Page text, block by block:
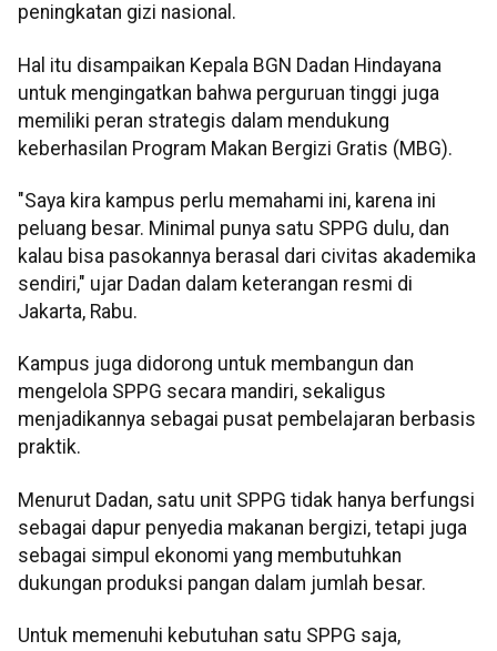
peningkatan gizi nasional.
Hal itu disampaikan Kepala BGN Dadan Hindayana
untuk mengingatkan bahwa perguruan tinggi juga
memiliki peran strategis dalam mendukung
keberhasilan Program Makan Bergizi Gratis (MBG).
"Saya kira kampus perlu memahami ini, karena ini
peluang besar. Minimal punya satu SPPG dulu, dan
kalau bisa pasokannya berasal dari civitas akademika
sendiri," ujar Dadan dalam keterangan resmi di
Jakarta, Rabu.
Kampus juga didorong untuk membangun dan
mengelola SPPG secara mandiri, sekaligus
menjadikannya sebagai pusat pembelajaran berbasis
praktik.
Menurut Dadan, satu unit SPPG tidak hanya berfungsi
sebagai dapur penyedia makanan bergizi, tetapi juga
sebagai simpul ekonomi yang membutuhkan
dukungan produksi pangan dalam jumlah besar.
Untuk memenuhi kebutuhan satu SPPG saja,